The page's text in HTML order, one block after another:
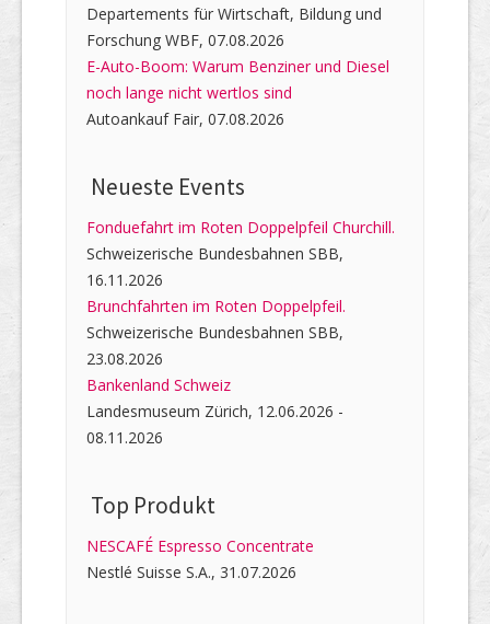
Departements für Wirtschaft, Bildung und
Forschung WBF, 07.08.2026
E-Auto-Boom: Warum Benziner und Diesel
noch lange nicht wertlos sind
Autoankauf Fair, 07.08.2026
Neueste Events
Fonduefahrt im Roten Doppelpfeil Churchill.
Schweizerische Bundesbahnen SBB,
16.11.2026
Brunchfahrten im Roten Doppelpfeil.
Schweizerische Bundesbahnen SBB,
23.08.2026
Bankenland Schweiz
Landesmuseum Zürich, 12.06.2026 -
08.11.2026
Top Produkt
NESCAFÉ Espresso Concentrate
Nestlé Suisse S.A., 31.07.2026